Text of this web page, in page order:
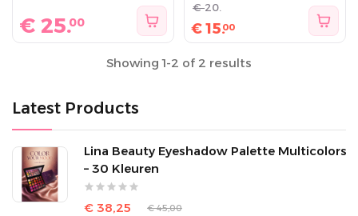
Latest Products
Lina Beauty Eyeshadow Palette Multicolors
– 30 Kleuren
€ 38,25 € 45,00
€ 25.00 €15.00
€20.
Showing 1-2 of 2 results